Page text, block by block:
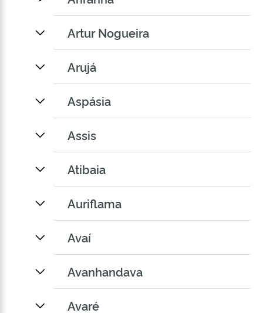
Artur Nogueira
Arujá
Aspásia
Assis
Atibaia
Auriflama
Avaí
Avanhandava
Avaré